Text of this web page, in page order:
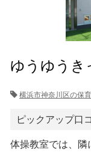
ゆうゆうき
横浜市神奈川区の保
ピックアップ口
体操教室では、